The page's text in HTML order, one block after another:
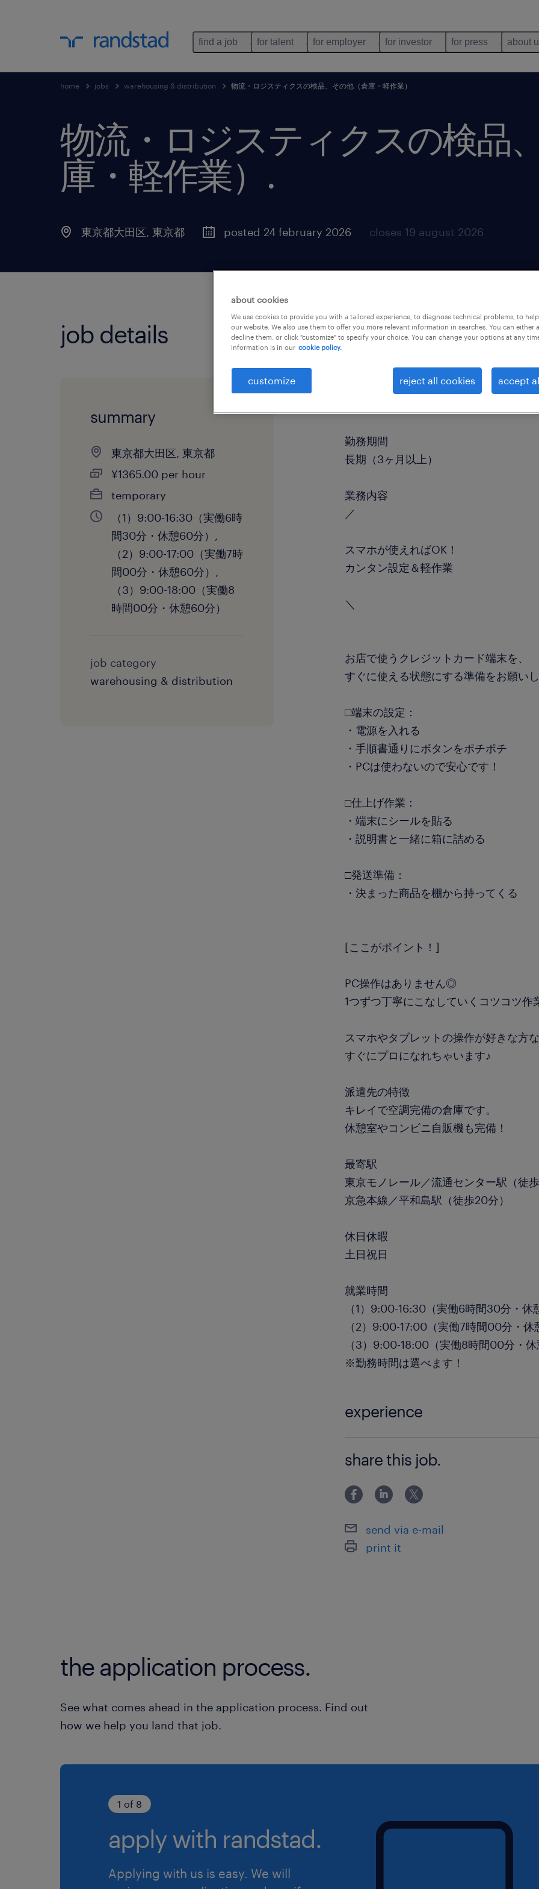
find a job for talent for employer for investor for press about
home jobs warehousing & distribution 物流・ロジスティクスの検品、その他（倉庫・軽作業）
物流・ロジスティクスの検品
庫・軽作業） .
東京都大田区, 東京都 posted 24 february 2026 closes 19 august 2026
job details
summary
東京都大田区, 東京都
¥1365.00 per hour
temporary
（1）9:00-16:30（実働6時
間30分・休憩60分）,
（2）9:00-17:00（実働7時
間00分・休憩60分）,
（3）9:00-18:00（実働8
時間00分・休憩60分）
job category
warehousing & distribution
勤務期間
長期（3ヶ月以上）
業務内容
／
スマホが使えればOK！
カンタン設定＆軽作業
＼
お店で使うクレジットカード端末を、
すぐに使える状態にする準備をお願い
□端末の設定：
・電源を入れる
・手順書通りにボタンをポチポチ
・PCは使わないので安心です！
□仕上げ作業：
・端末にシールを貼る
・説明書と一緒に箱に詰める
□発送準備：
・決まった商品を棚から持ってくる
[ここがポイント！]
PC操作はありません◎
1つずつ丁寧にこなしていくコツコツ作
スマホやタブレットの操作が好きな方
すぐにプロになれちゃいます♪
派遣先の特徴
キレイで空調完備の倉庫です。
休憩室やコンビニ自販機も完備！
最寄駅
東京モノレール／流通センター駅（徒
京急本線／平和島駅（徒歩20分）
休日休暇
土日祝日
就業時間
（1）9:00-16:30（実働6時間30分・休
（2）9:00-17:00（実働7時間00分・
（3）9:00-18:00（実働8時間00分・
※勤務時間は選べます！
experience
ている方ならすぐに慣れるオシゴトで
share this job.
send via e-mail
print it
the application process.
See what comes ahead in the application process. Find out
how we help you land that job.
1 of 8
apply with randstad.
Applying with us is easy. We will
about cookies
We use cookies to provide you with a tailored experience, to diagnose technical problems, to
our website. We also use them to offer you more relevant information in searches. You can either
decline them, or click "customize" to specify your choice. You can change your options at any
information is in our cookie policy.
customize reject all cookies accept